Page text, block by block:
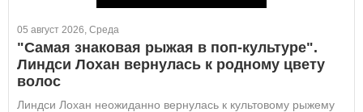
05 август 2026, Среда
"Самая знаковая рыжая в поп-культуре".
Линдси Лохан вернулась к родному цвету
волос
Линдси Лохан неожиданно вернулась к культовому рыжему